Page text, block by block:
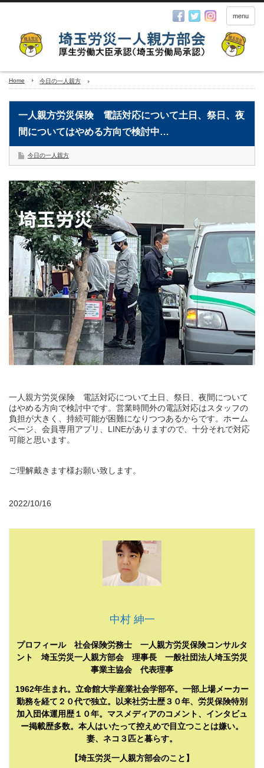
menu
Home 今日の一人親方
一人親方労災保険 電話対応について土日、祭日、夜
間についてはやめる方向で検討中…
今日の一人親方
一人親方労災保険 電話対応について土日、祭日、夜間について
はやめる方向で検討中です。営業時間外の電話対応はスタッフの
負担が大きく、持続可能が困難になりつつあるからです。ホーム
ページ、会員専用アプリ、LINEがありますので、十分それで対応
可能と思います。
ご理解戴きます様お願い致します。
2022/10/16
中村 紳一
プロフィール 社会保険労務士 一人親方労災保険コンサルタ
ント 埼玉労災一人親方部会 理事長 一般社団法人埼玉労災
事業主協会 代表理事
1962年生まれ。立命館大学産業社会学部卒。一部上場メーカー
勤務を経て２０代で独立。以来社労士歴３０年、労災保険特別
加入団体運用歴１０年。マスメディアのコメント、インタビュ
ー掲載歴多数。本人はいたって控えめで目立つことは嫌い。
妻、ネコ３匹と暮らす。
【埼玉労災一人親方部会のこと】